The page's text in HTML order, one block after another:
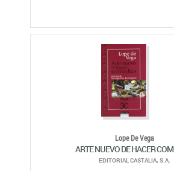
Lope De Vega
ARTE NUEVO DE HACER
EDITORIAL CASTALIA, S.A.